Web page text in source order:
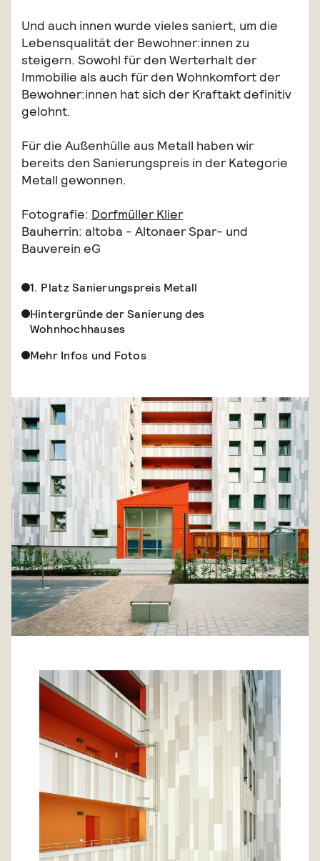
Und auch innen wurde vieles saniert, um die
Lebensqualität der Bewohner:innen zu
steigern. Sowohl für den Werterhalt der
Immobilie als auch für den Wohnkomfort der
Bewohner:innen hat sich der Kraftakt definitiv
gelohnt.
Für die Außenhülle aus Metall haben wir
bereits den Sanierungspreis in der Kategorie
Metall gewonnen.
Fotografie: Dorfmüller Klier
Bauherrin: altoba - Altonaer Spar- und
Bauverein eG
1. Platz Sanierungspreis Metall
Hintergründe der Sanierung des
Wohnhochhauses
Mehr Infos und Fotos